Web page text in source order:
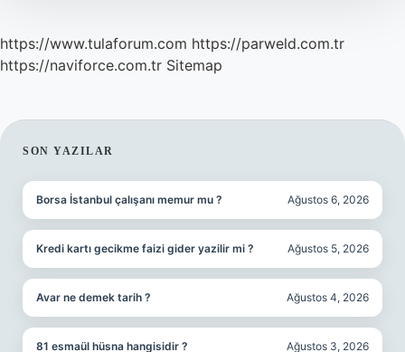
https://www.tulaforum.com https://parweld.com.tr
https://naviforce.com.tr Sitemap
SIDEBAR
SON YAZILAR
Borsa İstanbul çalışanı memur mu ? Ağustos 6, 2026
Kredi kartı gecikme faizi gider yazilir mi ? Ağustos 5, 2026
Avar ne demek tarih ? Ağustos 4, 2026
81 esmaül hüsna hangisidir ? Ağustos 3, 2026